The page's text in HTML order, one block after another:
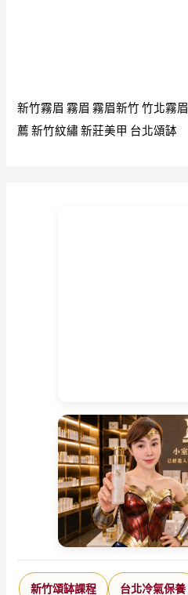
新竹霧眉 霧眉 霧眉新竹 竹北霧眉
薦 新竹紋繡 新莊美甲 台北頌缽
新竹頌缽課程 台北冷氣保養